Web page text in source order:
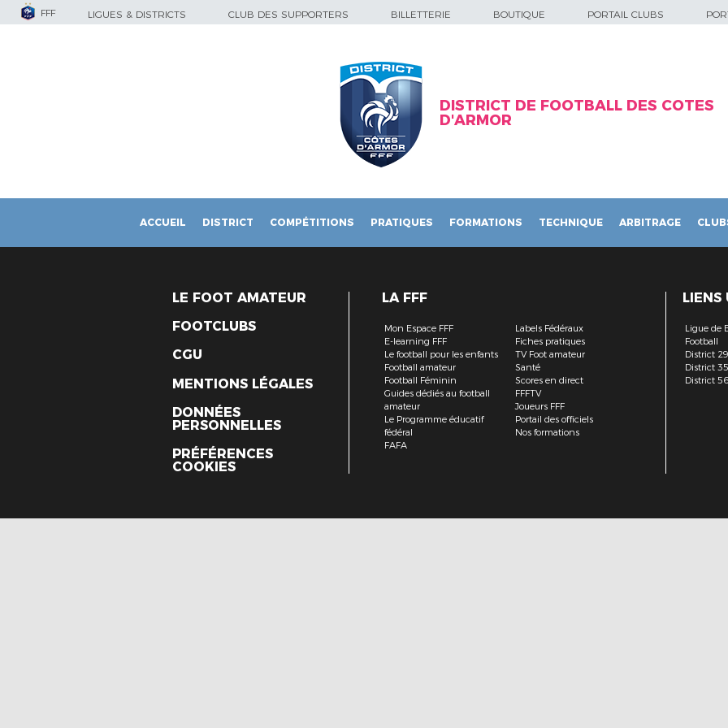
FFF LIGUES & DISTRICTS CLUB DES SUPPORTERS BILLETTERIE BOUTIQUE PORTAIL CLUBS
DISTRICT DE FOOTBALL DES COTES
D'ARMOR
ACCUEIL DISTRICT COMPÉTITIONS PRATIQUES FORMATIONS TECHNIQUE ARBITRAGE
LE FOOT AMATEUR
FOOTCLUBS
CGU
MENTIONS LÉGALES
DONNÉES
PERSONNELLES
PRÉFÉRENCES
COOKIES
LA FFF
Mon Espace FFF
E-learning FFF
Le football pour les enfants
Football amateur
Football Féminin
Guides dédiés au football
amateur
Le Programme éducatif
fédéral
FAFA
Labels Fédéraux
Fiches pratiques
TV Foot amateur
Santé
Scores en direct
FFFTV
Joueurs FFF
Portail des officiels
Nos formations
LIENS
Ligue de
Football
District 29
District 35
District 56